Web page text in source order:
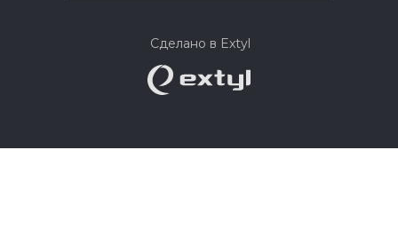
Сделано в Extyl